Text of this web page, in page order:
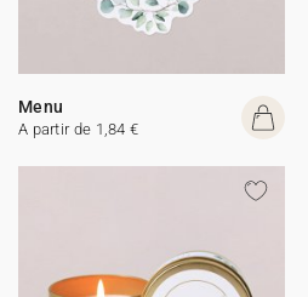
Menu
A partir de 1,84 €